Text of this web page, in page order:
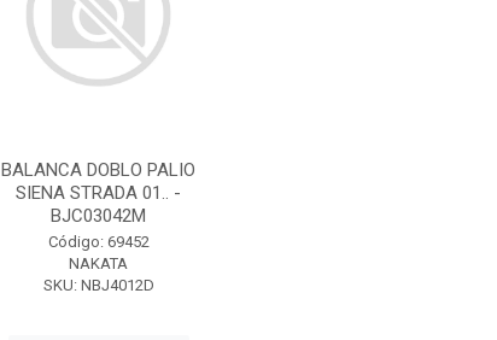
BALANCA DOBLO PALIO
SIENA STRADA 01.. -
BJC03042M
Código: 69452
NAKATA
SKU: NBJ4012D